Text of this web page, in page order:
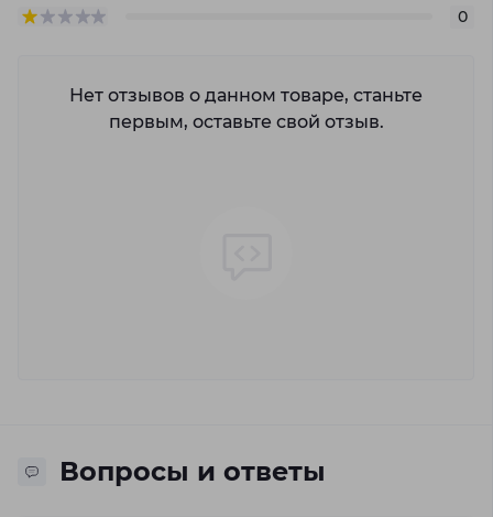
0
Нет отзывов о данном товаре, станьте
первым, оставьте свой отзыв.
Вопросы и ответы